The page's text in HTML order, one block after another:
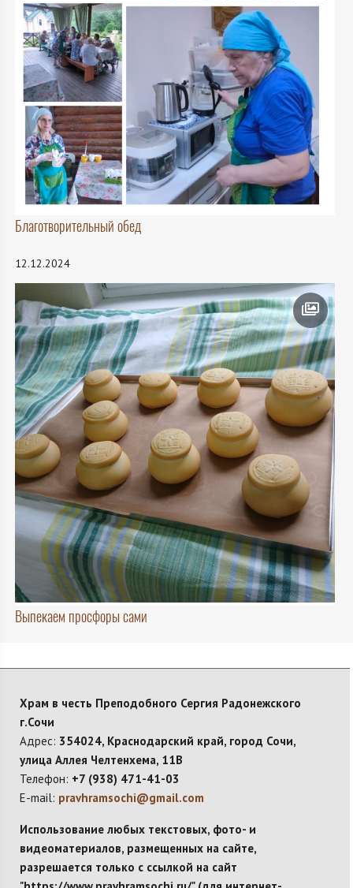
Благотворительный обед
12.12.2024
Выпекаем просфоры сами
Храм в честь Преподобного Сергия Радонежского
г.Сочи
Адрес: 354024, Краснодарский край, город Сочи,
улица Аллея Челтенхема, 11В
Телефон: +7 (938) 471-41-03
E-mail: pravhramsochi@gmail.com
Использование любых текстовых, фото- и
видеоматериалов, размещенных на сайте,
разрешается только с ссылкой на сайт